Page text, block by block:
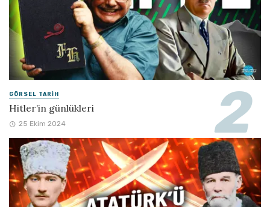
GÖRSEL TARIH
Hitler’in günlükleri
25 Ekim 2024